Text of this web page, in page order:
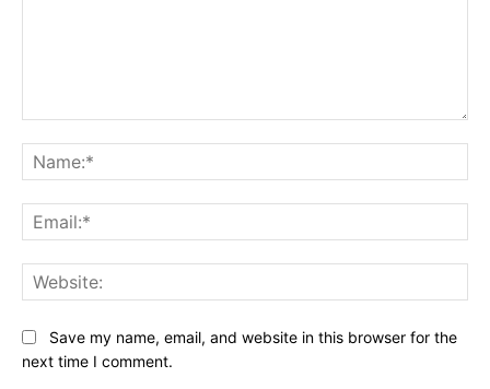
Save my name, email, and website in this browser for the
next time I comment.